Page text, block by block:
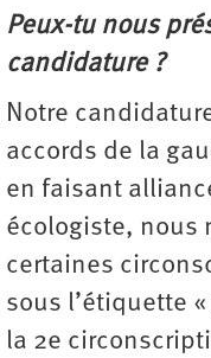
Peux-tu nous
candidature ?
Notre
accords de la
en faisant
écologiste, nous
certaines
sous l’étiquette «
la 2e